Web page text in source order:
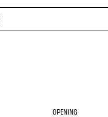
OPENING